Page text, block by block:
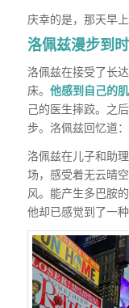
庆幸的是，那天早
洛佩兹漫步到
洛佩兹在接受了长
床。 他感到自己的
己的医生摔跤。之
步。洛佩兹回忆道
洛佩兹在儿子和助
场，感受着无云晴
风。能产生多巴胺
他却已感觉到了一